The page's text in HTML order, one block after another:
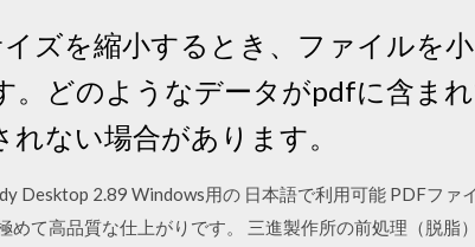
ズを縮小するとき、ファイルを
。どのようなデータがpdfに含ま
ない場合があります。
Desktop 2.89 Windows用の 日本語で利用可能 PDFフ
めて高品質な仕上がりです。 三進製作所の前処理（脱脂